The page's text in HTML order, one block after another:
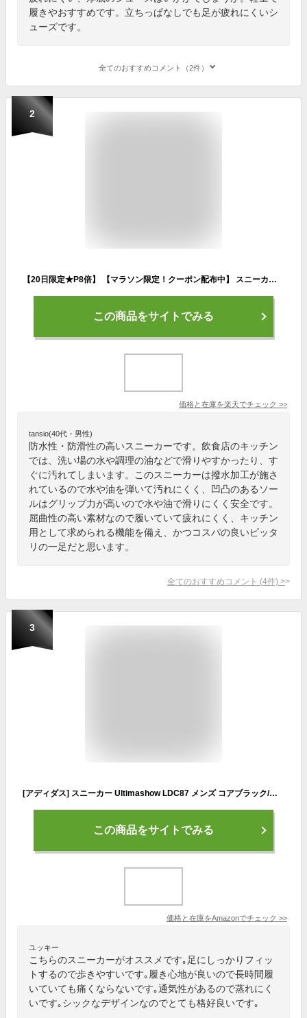
履きやおすすめです。立ちっぱなしでも足が疲れにくいシ
ューズです。
全てのおすすめコメント（2件）
2
【20日限定★P8倍】 【マラソン限定！クーポン配布中】 スニーカー メンズ 靴 防水 撥水 雨の日 防滑 滑りにくい 屈曲性 歩きやすい 黒 ブラック 紺 ネイビー ベアサーフ bear surf BS-1016
この商品をサイトでみる
価格と在庫を楽天でチェック >>
tansio(40代・男性)
防水性・防滑性の高いスニーカーです。飲食店のキッチン
では、洗い場の水や調理の油などで滑りやすかったり、す
ぐに汚れてしまいます。このスニーカーは撥水加工が施さ
れているので水や油を弾いて汚れにくく、凹凸のあるソー
ルはグリップ力が高いので水や油で滑りにくく安全です。
屈曲性の高い素材なので履いていて疲れにくく、キッチン
用として求められる機能を備え、かつコスパの良いピッタ
リの一足だと思います。
全てのおすすめコメント (4件) >
3
[アディダス] スニーカー Ultimashow LDC87 メンズ コアブラック/コアブラック/フットウェアホワイト(FX3624) 27.5 cm
この商品をサイトでみる
価格と在庫をAmazonでチェック >>
ユッキー
こちらのスニーカーがオススメです｡足にしっかりフィッ
トするので歩きやすいです｡履き心地が良いので長時間履
いていても痛くならないです｡通気性があるので蒸れにく
いです｡シックなデザインなのでとても格好良いです｡